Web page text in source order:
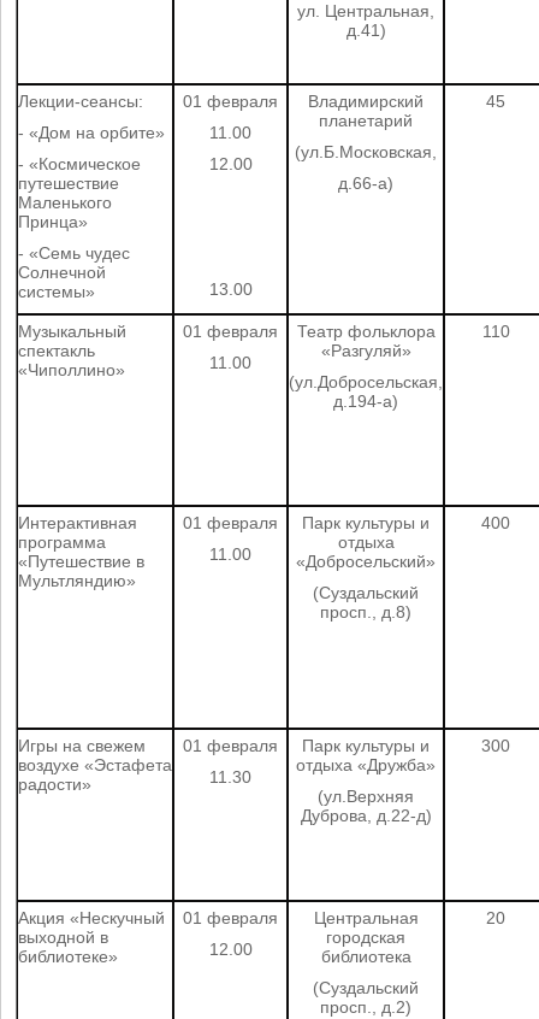
ул. Центральная,
д.41)
Лекции-сеансы:
- «Дом на орбите»
- «Космическое
путешествие
Маленького
Принца»
- «Семь чудес
Солнечной
системы»
01 февраля
11.00
12.00
13.00
Владимирский
планетарий
(ул.Б.Московская,
д.66-а)
45
Музыкальный
спектакль
«Чиполлино»
01 февраля
11.00
Театр фольклора
«Разгуляй»
(ул.Добросельская,
д.194-а)
110
Интерактивная
программа
«Путешествие в
Мультляндию»
01 февраля
11.00
Парк культуры и
отдыха
«Добросельский»
(Суздальский
просп., д.8)
400
Игры на свежем
воздухе «Эстафета
радости»
01 февраля
11.30
Парк культуры и
отдыха «Дружба»
(ул.Верхняя
Дуброва, д.22-д)
300
Акция «Нескучный
выходной в
библиотеке»
01 февраля
12.00
Центральная
городская
библиотека
(Суздальский
просп., д.2)
20